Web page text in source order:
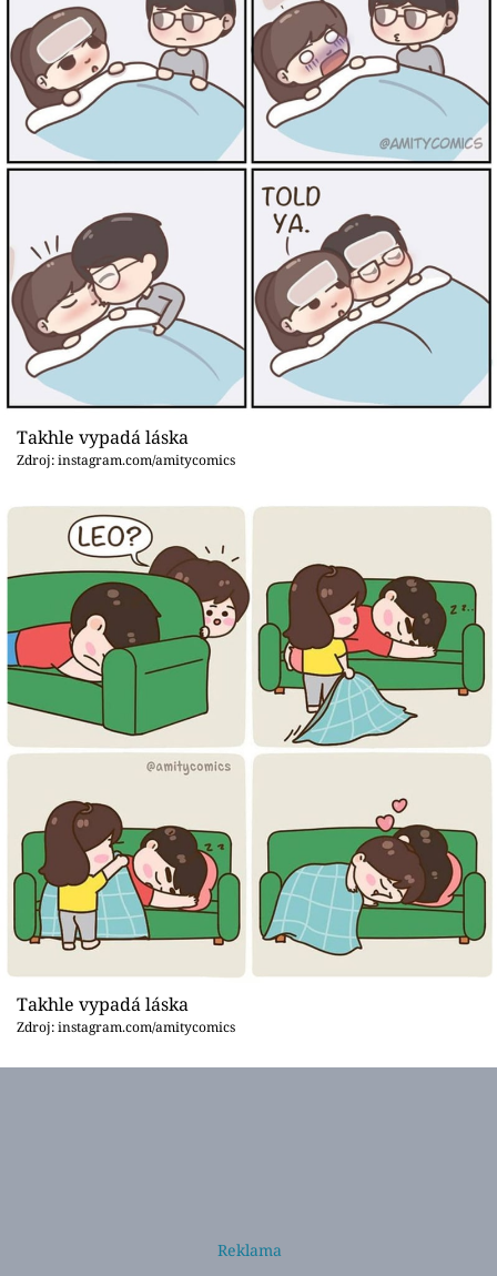
Takhle vypadá láska
Zdroj: instagram.com/amitycomics
Takhle vypadá láska
Zdroj: instagram.com/amitycomics